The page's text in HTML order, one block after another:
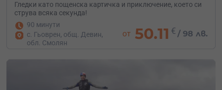
Гледки като пощенска картичка и приключение, което си
струва всяка секунда!
90 минути
с. Гьоврен, общ. Девин,
обл. Смолян
от 50.11 € / 98 лв.